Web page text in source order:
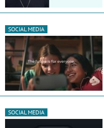
SOCIAL MEDIA
SOCIAL MEDIA